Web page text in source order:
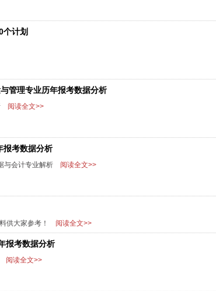
计划
管理专业历年报考数据分析
阅读全文>>
报考数据分析
与会计专业解析 阅读全文>>
供大家参考！ 阅读全文>>
报考数据分析
阅读全文>>